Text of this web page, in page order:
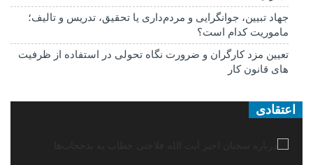
جهاد تبیین، جوانگرایی و مردم‌داری یا تحقیق، تدریس و تالیف؛
ماموریت کدام است؟
تعیین مزد کارگران و ضرورت نگاه تحولی در استفاده از ظرفیت
های قانون کار
اعتقادی